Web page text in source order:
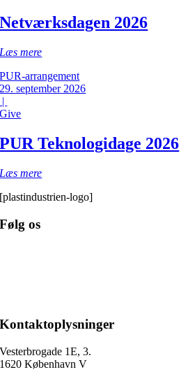
Netværksdagen 2026
Læs mere
PUR-arrangement
29. september 2026
|
Give
PUR Teknologidage 2026
Læs mere
[plastindustrien-logo]
Følg os
Kontaktoplysninger
Vesterbrogade 1E, 3.
1620 København V